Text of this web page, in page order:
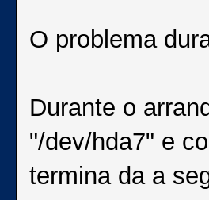
O problema
Durante o
"/dev/hda7" e
termina da a